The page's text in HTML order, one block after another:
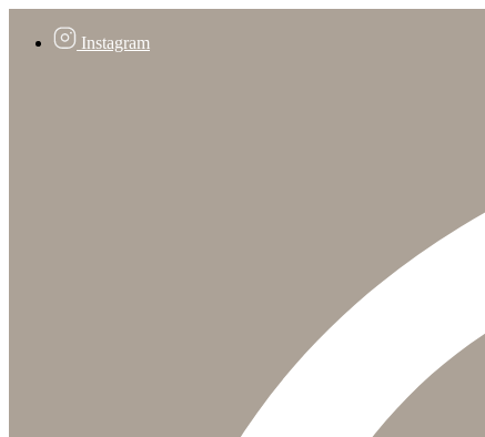
Instagram